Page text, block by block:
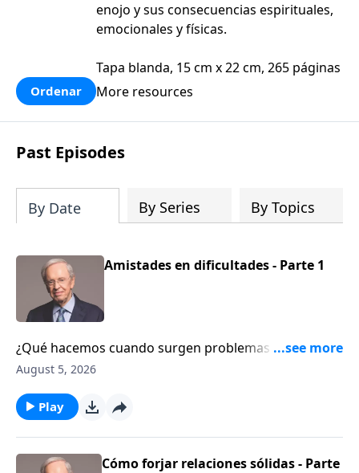
enojo y sus consecuencias espirituales,
emocionales y físicas.
Tapa blanda, 15 cm x 22 cm, 265 páginas
Ordenar More resources
Past Episodes
By Date By Series By Topics
Amistades en dificultades - Parte 1
¿Qué hacemos cuando surgen problemas con
nuestros amigos? En este mensaje, el Dr. Stanley nos
buenas amistades y cómo restaurar las relaciones
dañadas. Descubra los principios que nos ayudan a
cultivar amistades que honren a Dios.
August 5, 2026
Play
Cómo forjar relaciones sólidas - Parte